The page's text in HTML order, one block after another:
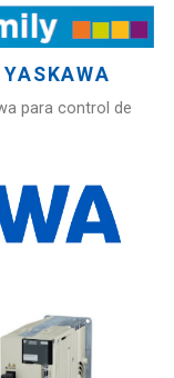
para control de